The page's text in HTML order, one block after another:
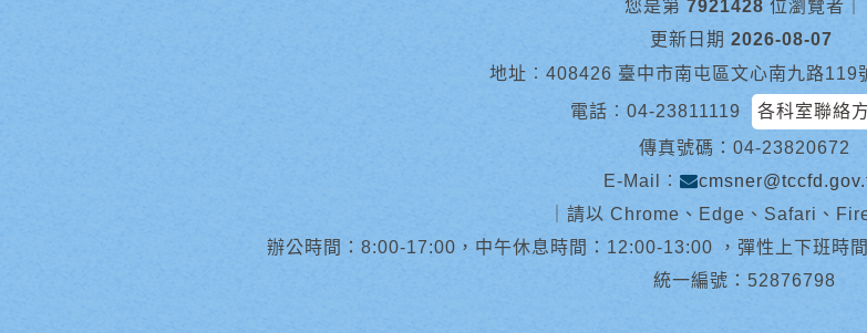
您是第 7921428 位瀏覽者
更新日期 2026-08-07
地址︰408426 臺中市南屯區文心南九路119
電話︰ 04-23811119 各科室聯絡
傳真號碼：04-23820672
E-Mail︰
請以 Chrome、Edge、Safari、
辦公時間：8:00-17:00，中午休息時間：12:00-13:00 ，彈性上下班
統一編號：52876798